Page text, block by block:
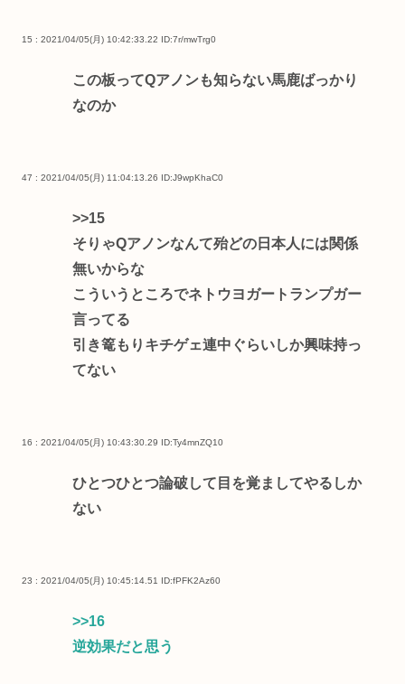
15 : 2021/04/05(月) 10:42:33.22 ID:7r/mwTrg0
この板ってQアノンも知らない馬鹿ばっかり
なのか
47 : 2021/04/05(月) 11:04:13.26 ID:J9wpKhaC0
>>15
そりゃQアノンなんて殆どの日本人には関係
無いからな
こういうところでネトウヨガートランプガー
言ってる
引き篭もりキチゲェ連中ぐらいしか興味持っ
てない
16 : 2021/04/05(月) 10:43:30.29 ID:Ty4mnZQ10
ひとつひとつ論破して目を覚ましてやるしか
ない
23 : 2021/04/05(月) 10:45:14.51 ID:fPFK2Az60
>>16
逆効果だと思う